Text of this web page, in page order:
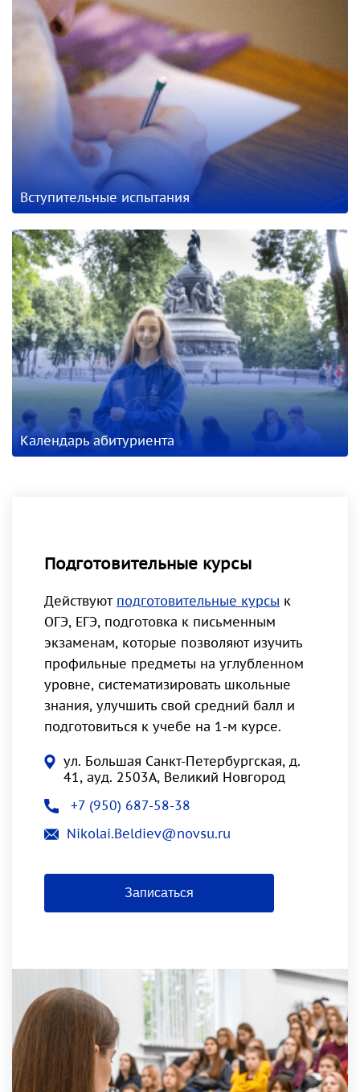
Вступительные испытания
Календарь абитуриента
Подготовительные курсы
Действуют подготовительные курсы к
ОГЭ, ЕГЭ, подготовка к письменным
экзаменам, которые позволяют изучить
профильные предметы на углубленном
уровне, систематизировать школьные
знания, улучшить свой средний балл и
подготовиться к учебе на 1-м курсе.
ул. Большая Санкт-Петербургская, д.
41, ауд. 2503А, Великий Новгород
+7 (950) 687-58-38
Nikolai.Beldiev@novsu.ru
Записаться